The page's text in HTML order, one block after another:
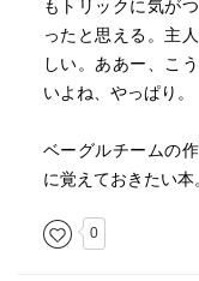
もトリックに気が
ったと思える。主
しい。ああー、こ
いよね、やっぱり。
ベーグルチームの
に覚えておきたい本
0